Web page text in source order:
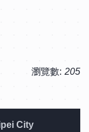
瀏覽數: 205
City